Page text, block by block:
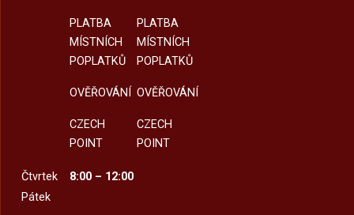
PLATBA
MÍSTNÍCH
POPLATKŮ
OVĚŘOVÁNÍ
CZECH
POINT
PLATBA
MÍSTNÍCH
POPLATKŮ
OVĚŘOVÁNÍ
CZECH
POINT
Čtvrtek
8:00 – 12:00
Pátek